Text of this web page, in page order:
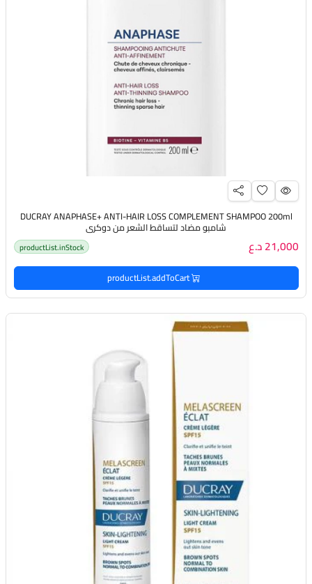
DUCRAY ANAPHASE+ ANTI-HAIR LOSS COMPLEMENT SHAMPOO 200ml
شامبو مضاد لتساقط الشعر من دوكري
21,000 د.ع productList.inStock
productList.addToCart